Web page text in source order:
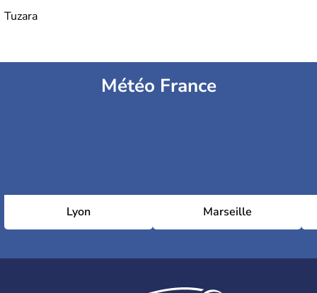
Tuzara
Météo France
Lyon Marseille